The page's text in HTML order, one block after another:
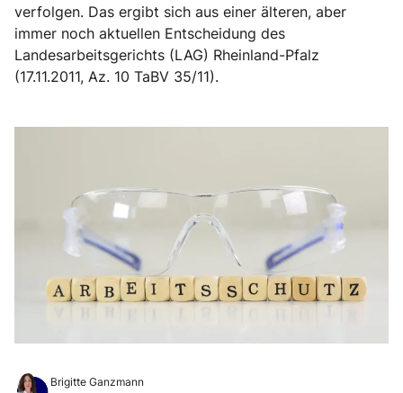
verfolgen. Das ergibt sich aus einer älteren, aber
immer noch aktuellen Entscheidung des
Landesarbeitsgerichts (LAG) Rheinland-Pfalz
(17.11.2011, Az. 10 TaBV 35/11).
Brigitte Ganzmann